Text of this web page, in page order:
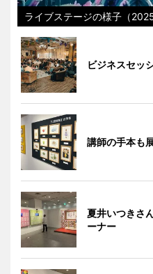
ライブステージの様子（2025
ビジネスセッ
講師の手本も
夏井いつきさ
ーナー